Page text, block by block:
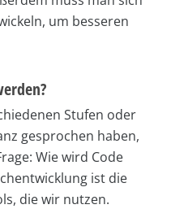
um besseren
Stufen oder
gesprochen haben,
Wie wird Code
ist die
die wir nutzen.